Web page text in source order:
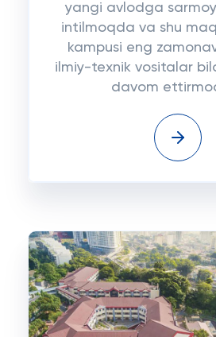
yangi avlodga
intilmoqda va shu
kampusi eng
ilmiy-texnik vositalar
davom